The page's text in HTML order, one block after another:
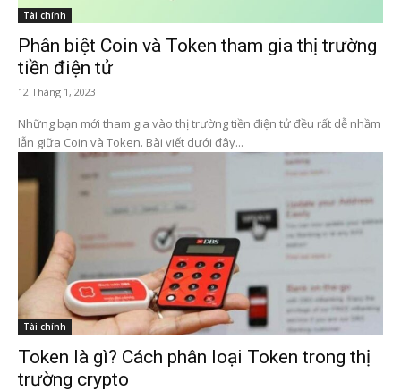
Tài chính
Phân biệt Coin và Token tham gia thị trường
tiền điện tử
12 Tháng 1, 2023
Những bạn mới tham gia vào thị trường tiền điện tử đều rất dễ nhầm
lẫn giữa Coin và Token. Bài viết dưới đây...
Tài chính
Token là gì? Cách phân loại Token trong thị
trường crypto